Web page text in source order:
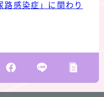
感染症」に関わり